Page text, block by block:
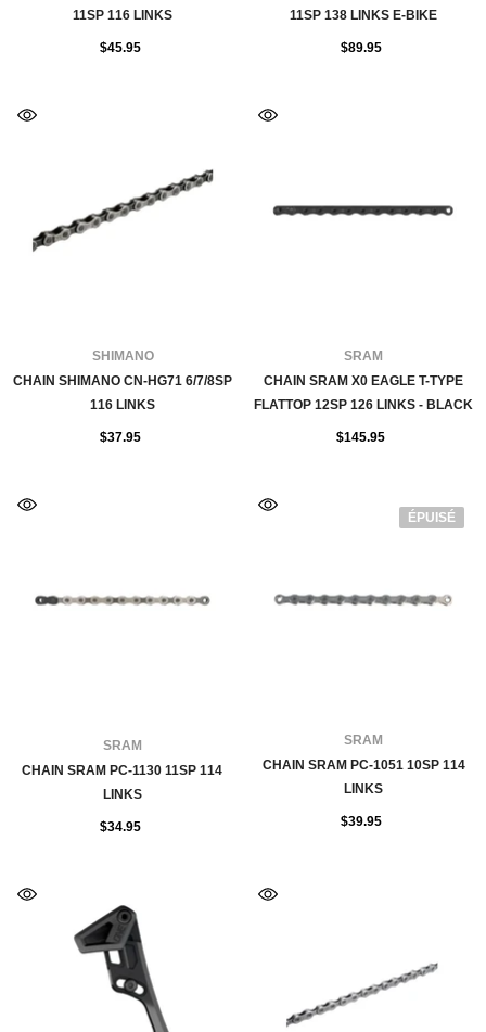
11SP 116 LINKS
$45.95
11SP 138 LINKS E-BIKE
$89.95
FOURNISSEUR:SHIMANO
CHAIN SHIMANO CN-HG71 6/7/8SP
116 LINKS
$37.95
FOURNISSEUR:SRAM
CHAIN SRAM X0 EAGLE T-TYPE
FLATTOP 12SP 126 LINKS - BLACK
$145.95
FOURNISSEUR:SRAM
CHAIN SRAM PC-1130 11SP 114
LINKS
$34.95
ÉPUISÉ
FOURNISSEUR:SRAM
CHAIN SRAM PC-1051 10SP 114
LINKS
$39.95